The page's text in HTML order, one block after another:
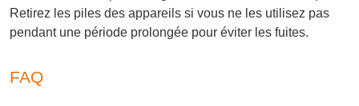
Retirez les piles des appareils si vous ne les utilisez pas
pendant une période prolongée pour éviter les fuites.
FAQ